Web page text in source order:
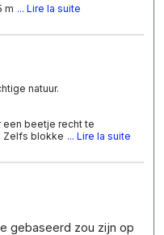
m ... Lire la suite
natuur.
een beetje recht te
Zelfs blokke ... Lire la suite
gebaseerd zou zijn op